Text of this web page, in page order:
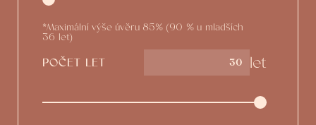
*Maximální výše úvěru 85% (90 % u mladších
36 let)
POČET LET let